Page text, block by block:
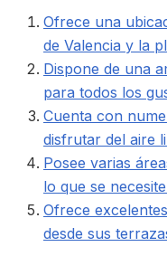
Ofrece una
de Valencia y la
Dispone de una
para todos los
Cuenta con
disfrutar del aire
Posee varias
lo que se
Ofrece
desde sus